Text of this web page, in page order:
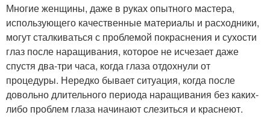
Многие женщины, даже в руках опытного мастера,
использующего качественные материалы и расходники,
могут сталкиваться с проблемой покраснения и сухости
глаз после наращивания, которое не исчезает даже
спустя два-три часа, когда глаза отдохнули от
процедуры. Нередко бывает ситуация, когда после
довольно длительного периода наращивания без каких-
либо проблем глаза начинают слезиться и краснеют.